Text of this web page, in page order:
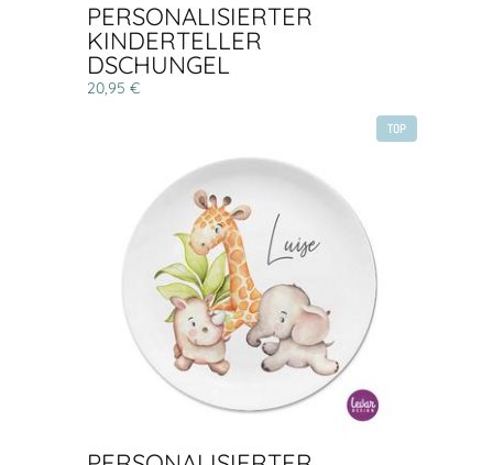
PERSONALISIERTER
KINDERTELLER
DSCHUNGEL
20,95 €
TOP